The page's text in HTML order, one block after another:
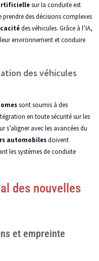
sur la conduite est
des décisions complexes
des véhicules. Grâce à l’IA,
environnement et conduire
des véhicules
sont soumis à des
en toute sécurité sur les
s’aligner avec les avancées du
automobilesdoivent
les systèmes de conduite
des nouvelles
et empreinte